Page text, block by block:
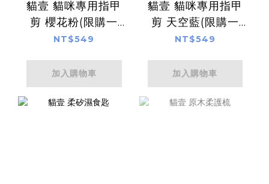
貓壹 貓咪專用指甲
剪 櫻花粉(限購一
支)
NT$549
加入購物車
貓壹 貓咪專用指甲
剪 天空藍(限購一
支)
NT$549
加入購物車